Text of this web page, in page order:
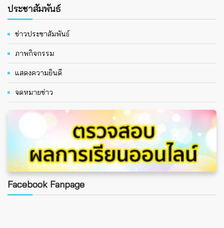
ประชาสัมพันธ์
ข่าวประชาสัมพันธ์
ภาพกิจกรรม
แสดงความยินดี
จดหมายข่าว
Facebook Fanpage